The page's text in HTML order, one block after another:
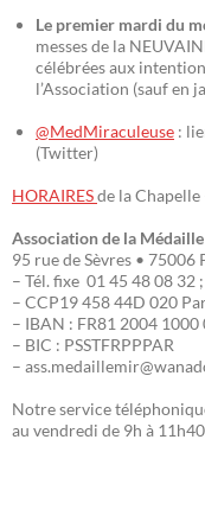
Le premier mardi du
messes de la
célébrées aux
l’Association (sauf en
@MedMiraculeuse :
(Twitter)
HORAIRESde la Chapelle
Association de la
95 rue de Sèvres • 75006
– Tél. fixe 01 45 48 08 32
– CCP19 458 44D 020
– IBAN : FR81 2004
– BIC : PSSTFRPPPAR
–
Notre service
au vendredi de 9h à